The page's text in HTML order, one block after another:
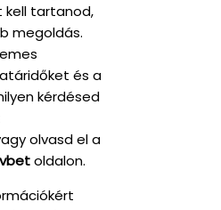
kell tartanod,
megoldás.
és a
kérdésed
olvasd el a
oldalon.